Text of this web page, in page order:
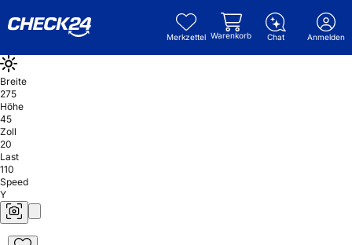
Merkzettel Warenkorb Chat Anmelden
Breite
275
Höhe
45
Zoll
20
Last
110
Speed
Y